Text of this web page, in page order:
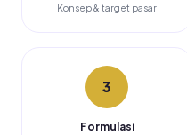
Konsep & target pasar
3
Formulasi